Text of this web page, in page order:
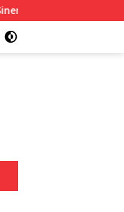
Irigasi Amohalo